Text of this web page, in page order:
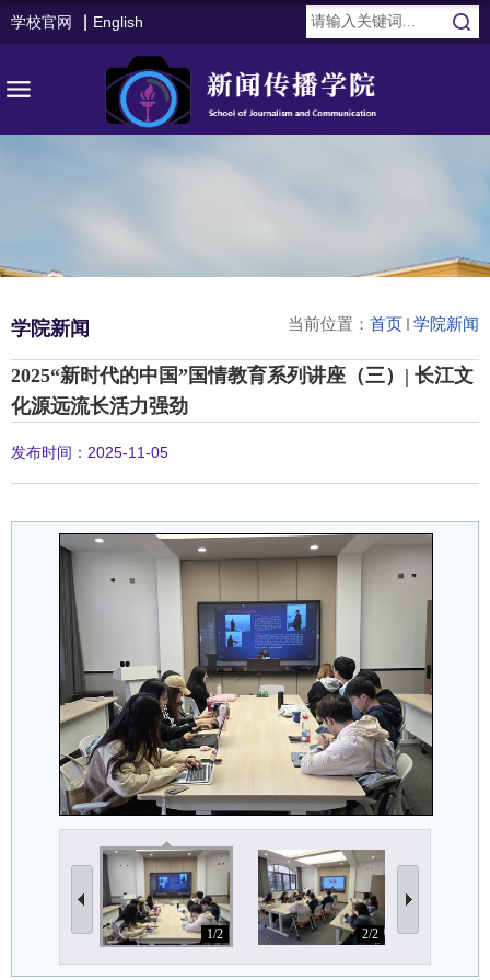
学校官网 English
当前位置： 首页 学院新闻
学院新闻
2025“新时代的中国”国情教育系列讲座（三）| 长江文
化源远流长活力强劲
发布时间：2025-11-05
1/2 2/2